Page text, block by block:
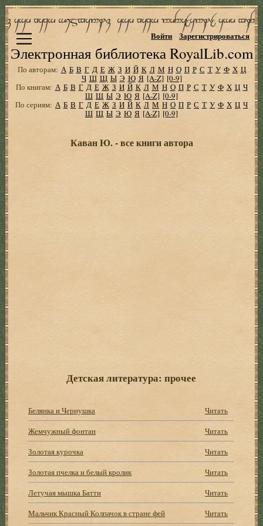
Электронная библиотека RoyalLib.com
Войти Зарегистрироваться
По авторам: А Б В Г Д Е Ж З И Й К Л М Н О П Р С Т У Ф Х Ц
Ч Ш Щ Ы Э Ю Я [A-Z] [0-9]
По книгам: А Б В Г Д Е Ж З И Й К Л М Н О П Р С Т У Ф Х Ц Ч
Ш Щ Ы Э Ю Я [A-Z] [0-9]
По сериям: А Б В Г Д Е Ж З И Й К Л М Н О П Р С Т У Ф Х Ц Ч
Ш Щ Ы Э Ю Я [A-Z] [0-9]
Каван Ю. - все книги автора
Детская литература: прочее
Белянка и Чернушка
Читать
Жемчужный фонтан
Читать
Золотая курочка
Читать
Золотая пчелка и белый кролик
Читать
Летучая мышка Батти
Читать
Мальчик Красный Колпачок в стране фей
Читать